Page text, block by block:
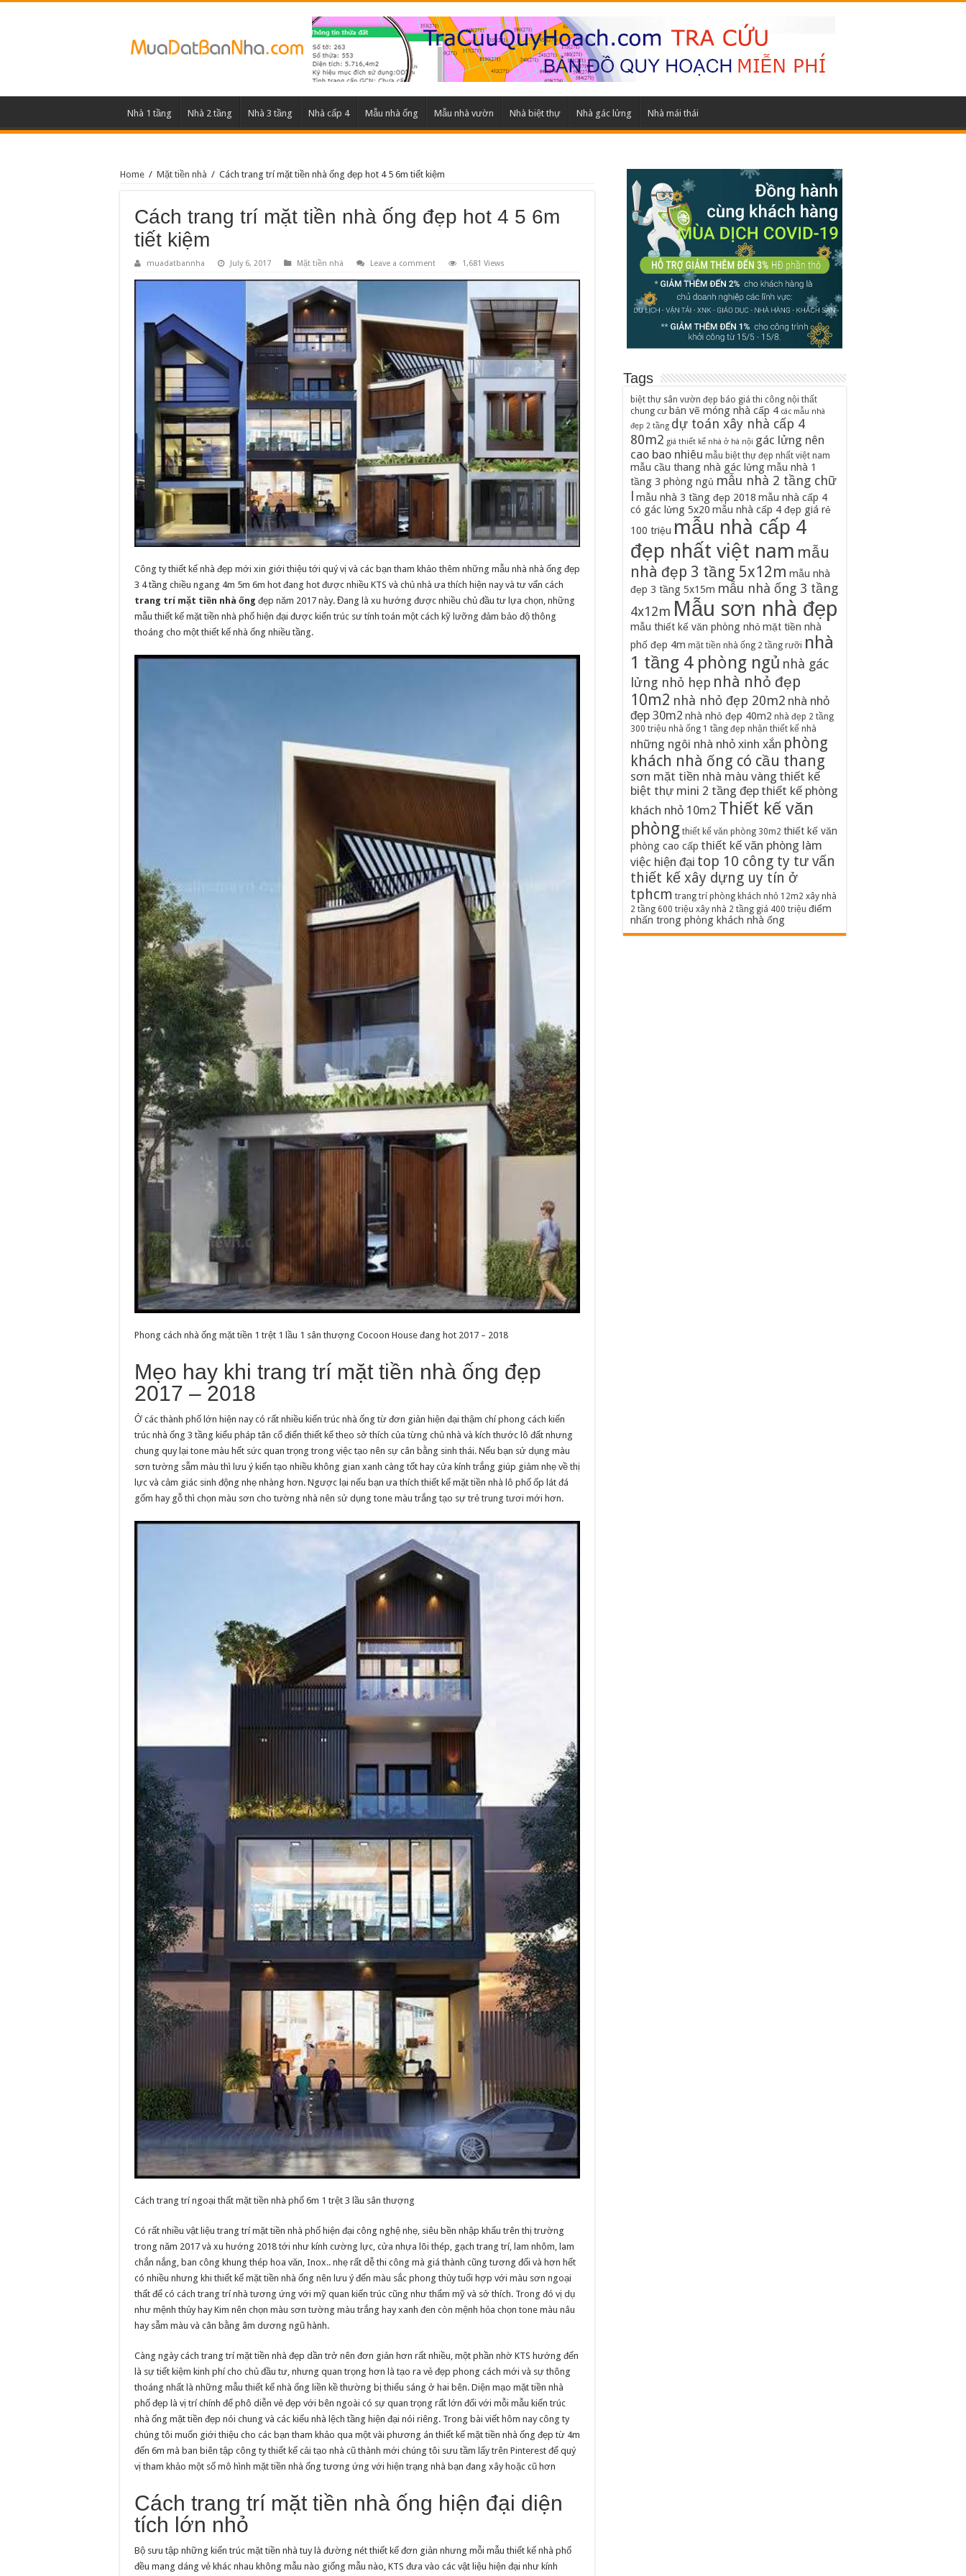
Nhà 1 tầng Nhà 2 tầng Nhà 3 tầng Nhà cấp 4 Mẫu nhà ống Mẫu nhà vườn Nhà biệt thự Nhà gác lửng Nhà mái thái
Home / Mặt tiền nhà / Cách trang trí mặt tiền nhà ống đẹp hot 4 5 6m tiết kiệm
Cách trang trí mặt tiền nhà ống đẹp hot 4 5 6m
tiết kiệm
muadatbannha July 6, 2017 Mặt tiền nhà Leave a comment 1,681 Views
Công ty thiết kế nhà đẹp mới xin giới thiệu tới quý vị và các bạn tham khảo thêm những mẫu nhà nhà ống đẹp
3 4 tầng chiều ngang 4m 5m 6m hot đang hot được nhiều KTS và chủ nhà ưa thích hiện nay và tư vấn cách
trang trí mặt tiền nhà ống đẹp năm 2017 này. Đang là xu hướng được nhiều chủ đầu tư lựa chọn, những
mẫu thiết kế mặt tiền nhà phố hiện đại được kiến trúc sư tính toán một cách kỹ lưỡng đảm bảo độ thông
thoáng cho một thiết kế nhà ống nhiều tầng.
Phong cách nhà ống mặt tiền 1 trệt 1 lầu 1 sân thượng Cocoon House đang hot 2017 – 2018
Mẹo hay khi trang trí mặt tiền nhà ống đẹp
2017 – 2018
Ở các thành phố lớn hiện nay có rất nhiều kiến trúc nhà ống từ đơn giản hiện đại thậm chí phong cách kiến
trúc nhà ống 3 tầng kiểu pháp tân cổ điển thiết kế theo sở thích của từng chủ nhà và kích thước lô đất nhưng
chung quy lại tone màu hết sức quan trọng trong việc tạo nên sự cân bằng sinh thái. Nếu bạn sử dụng màu
sơn tường sẫm màu thì lưu ý kiến tạo nhiều không gian xanh càng tốt hay cửa kính trắng giúp giảm nhẹ về thị
lực và cảm giác sinh động nhẹ nhàng hơn. Ngược lại nếu bạn ưa thích thiết kế mặt tiền nhà lô phố ốp lát đá
gốm hay gỗ thì chọn màu sơn cho tường nhà nên sử dụng tone màu trắng tạo sự trẻ trung tươi mới hơn.
Cách trang trí ngoại thất mặt tiền nhà phố 6m 1 trệt 3 lầu sân thượng
Có rất nhiều vật liệu trang trí mặt tiền nhà phố hiện đại công nghệ nhẹ, siêu bền nhập khẩu trên thị trường
trong năm 2017 và xu hướng 2018 tới như kính cường lực, cửa nhựa lõi thép, gạch trang trí, lam nhôm, lam
chắn nắng, ban công khung thép hoa văn, Inox.. nhẹ rất dễ thi công mà giá thành cũng tương đối và hơn hết
có nhiều nhưng khi thiết kế mặt tiền nhà ống nên lưu ý đến màu sắc phong thủy tuổi hợp với màu sơn ngoại
thất để có cách trang trí nhà tương ứng với mỹ quan kiến trúc cũng như thẩm mỹ và sở thích. Trong đó vị dụ
như mệnh thủy hay Kim nên chọn màu sơn tường màu trắng hay xanh đen còn mệnh hỏa chọn tone màu nâu
hay sẫm màu và cân bằng âm dương ngũ hành.
Càng ngày cách trang trí mặt tiền nhà đẹp dần trở nên đơn giản hơn rất nhiều, một phần nhờ KTS hướng đến
là sự tiết kiệm kinh phí cho chủ đầu tư, nhưng quan trọng hơn là tạo ra vẻ đẹp phong cách mới và sự thông
thoáng nhất là những mẫu thiết kế nhà ống liền kề thường bị thiếu sáng ở hai bên. Diện mạo mặt tiền nhà
phố đẹp là vị trí chính để phô diễn vẻ đẹp với bên ngoài có sự quan trọng rất lớn đối với mỗi mẫu kiến trúc
nhà ống mặt tiền đẹp nói chung và các kiểu nhà lệch tầng hiện đại nói riêng. Trong bài viết hôm nay công ty
chúng tôi muốn giới thiệu cho các bạn tham khảo qua một vài phương án thiết kế mặt tiền nhà ống đẹp từ 4m
đến 6m mà ban biên tập công ty thiết kế cải tạo nhà cũ thành mới chúng tôi sưu tầm lấy trên Pinterest để quý
vị tham khảo một số mô hình mặt tiền nhà ống tương ứng với hiện trạng nhà bạn đang xây hoặc cũ hơn
Cách trang trí mặt tiền nhà ống hiện đại diện
tích lớn nhỏ
Bộ sưu tập những kiến trúc mặt tiền nhà tuy là đường nét thiết kế đơn giản nhưng mỗi mẫu thiết kế nhà phố
đều mang dáng vẻ khác nhau không mẫu nào giống mẫu nào, KTS đưa vào các vật liệu hiện đại như kính
Tags
biệt thự sân vườn đẹp báo giá thi công nội thất
chung cư bản vẽ móng nhà cấp 4 các mẫu nhà
đẹp 2 tầng dự toán xây nhà cấp 4
80m2 giá thiết kế nhà ở hà nội gác lửng nên
cao bao nhiêu mẫu biệt thự đẹp nhất việt nam
mẫu cầu thang nhà gác lửngmẫu nhà 1
tầng 3 phòng ngủ mẫu nhà 2 tầng chữ
mẫu nhà 3 tầng đẹp 2018 mẫu nhà cấp 4
có gác lửng 5x20 mẫu nhà cấp 4 đẹp giá rẻ
100 triệu mẫu nhà cấp 4
đẹp nhất việt nam mẫu
nhà đẹp 3 tầng 5x12m mẫu nhà
đẹp 3 tầng 5x15m mẫu nhà ống 3 tầng
4x12m Mẫu sơn nhà đẹp
mẫu thiết kế văn phòng nhỏmặt tiền nhà
phố đẹp 4m mặt tiền nhà ống 2 tầng rưỡi nhà
1 tầng 4 phòng ngủ nhà gác
lửng nhỏ hẹp nhà nhỏ đẹp
10m2 nhà nhỏ đẹp 20m2 nhà nhỏ
đẹp 30m2 nhà nhỏ đẹp 40m2 nhà đẹp 2 tầng
300 triệu nhà ống 1 tầng đẹp nhận thiết kế nhà
những ngôi nhà nhỏ xinh xắn phòng
khách nhà ống có cầu thang
sơn mặt tiền nhà màu vàng thiết kế
biệt thự mini 2 tầng đẹpthiết kế phòng
khách nhỏ 10m2 Thiết kế văn
phòng thiết kế văn phòng 30m2 thiết kế văn
phòng cao cấp thiết kế văn phòng làm
việc hiện đại top 10 công ty tư vấn
thiết kế xây dựng uy tín ở
tphcm trang trí phòng khách nhỏ 12m2 xây nhà
2 tầng 600 triệu xây nhà 2 tầng giá 400 triệu điểm
nhấn trong phòng khách nhà ống